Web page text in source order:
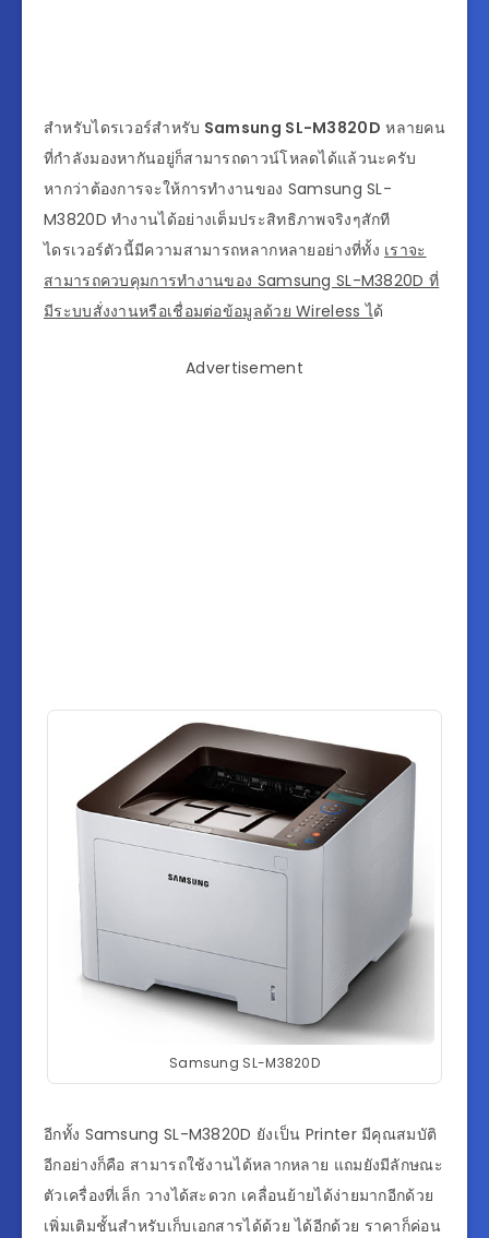
สำหรับไดรเวอร์สำหรับ Samsung SL-M3820D หลายคน
ที่กำลังมองหากันอยู่ก็สามารถดาวน์โหลดได้แล้วนะครับ
หากว่าต้องการจะให้การทำงานของ Samsung SL-
M3820D ทำงานได้อย่างเต็มประสิทธิภาพจริงๆสักที
ไดรเวอร์ตัวนี้มีความสามารถหลากหลายอย่างที่ทั้ง เราจะ
สามารถควบคุมการทำงานของ Samsung SL-M3820D ที่
มีระบบสั่งงานหรือเชื่อมต่อข้อมูลด้วย Wireless ได้
Advertisement
Samsung SL-M3820D
อีกทั้ง Samsung SL-M3820D ยังเป็น Printer มีคุณสมบัติ
อีกอย่างก็คือ สามารถใช้งานได้หลากหลาย แถมยังมีลักษณะ
ตัวเครื่องที่เล็ก วางได้สะดวก เคลื่อนย้ายได้ง่ายมากอีกด้วย
เพิ่มเติมชั้นสำหรับเก็บเอกสารได้ด้วย ได้อีกด้วย ราคาก็ค่อน